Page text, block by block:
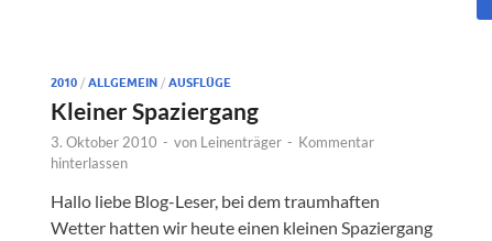
2010 / ALLGEMEIN / AUSFLÜGE
Kleiner Spaziergang
3. Oktober 2010 - von Leinenträger - Kommentar
hinterlassen
Hallo liebe Blog-Leser, bei dem traumhaften
Wetter hatten wir heute einen kleinen Spaziergang